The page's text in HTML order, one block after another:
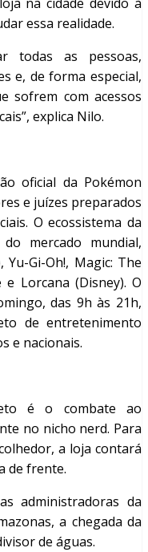
essa realidade.
todas as pessoas,
e, de forma especial,
sofrem com acessos
explica Nilo.
oficial da Pokémon
e juízes preparados
O ecossistema da
mercado mundial,
Gi-Oh!, Magic: The
e Lorcana (Disney). O
das 9h às 21h,
de entretenimento
e nacionais.
é o combate ao
no nicho nerd. Para
a loja contará
de frente.
administradoras da
a chegada da
de águas.